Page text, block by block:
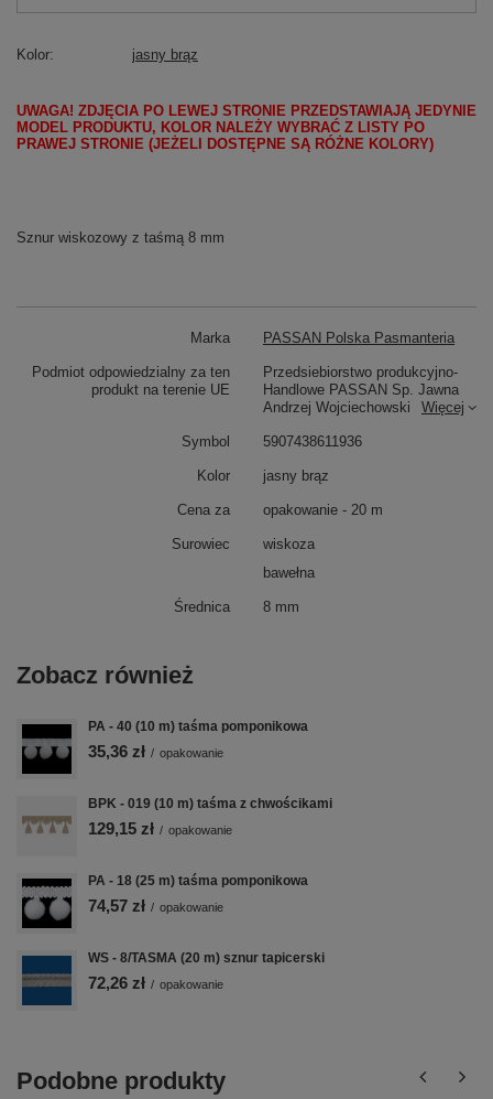
Kolor jasny brąz
UWAGA! ZDJĘCIA PO LEWEJ STRONIE PRZEDSTAWIAJĄ JEDYNIE
MODEL PRODUKTU, KOLOR NALEŻY WYBRAĆ Z LISTY PO
PRAWEJ STRONIE (JEŻELI DOSTĘPNE SĄ RÓŻNE KOLORY)
Sznur wiskozowy z taśmą 8 mm
Marka PASSAN Polska Pasmanteria
Podmiot odpowiedzialny za ten
produkt na terenie UE
Przedsiebiorstwo produkcyjno-
Handlowe PASSAN Sp. Jawna
Andrzej Wojciechowski
Więcej
Symbol 5907438611936
Kolor jasny brąz
Cena za opakowanie - 20 m
Surowiec
wiskoza
bawełna
Średnica 8 mm
Zobacz również
PA - 40 (10 m) taśma pomponikowa
35,36 zł / opakowanie
BPK - 019 (10 m) taśma z chwościkami
129,15 zł / opakowanie
PA - 18 (25 m) taśma pomponikowa
74,57 zł / opakowanie
WS - 8/TASMA (20 m) sznur tapicerski
72,26 zł / opakowanie
Podobne produkty